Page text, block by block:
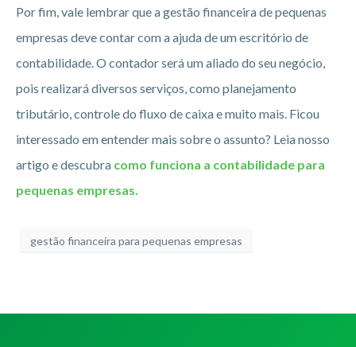
Por fim, vale lembrar que a gestão financeira de pequenas
empresas deve contar com a ajuda de um escritório de
contabilidade. O contador será um aliado do seu negócio,
pois realizará diversos serviços, como planejamento
tributário, controle do fluxo de caixa e muito mais. Ficou
interessado em entender mais sobre o assunto? Leia nosso
artigo e descubra como funciona a contabilidade para
pequenas empresas.
gestão financeira para pequenas empresas